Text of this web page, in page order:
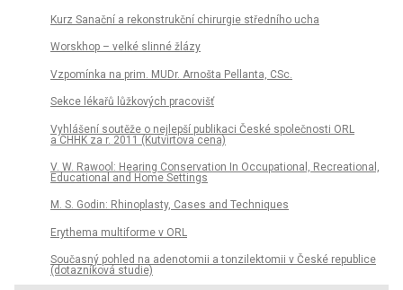
Kurz Sanační a rekonstrukční chirurgie středního ucha
Worskhop – velké slinné žlázy
Vzpomínka na prim. MUDr. Arnošta Pellanta, CSc.
Sekce lékařů lůžkových pracovišť
Vyhlášení soutěže o nejlepší publikaci České společnosti ORL
a CHHK za r. 2011 (Kutvirtova cena)
V. W. Rawool: Hearing Conservation In Occupational, Recreational,
Educational and Home Settings
M. S. Godin: Rhinoplasty, Cases and Techniques
Erythema multiforme v ORL
Současný pohled na adenotomii a tonzilektomii v České republice
(dotazníková studie)